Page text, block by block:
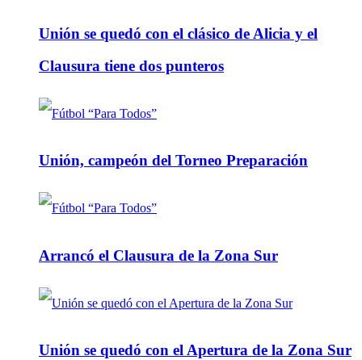
Unión se quedó con el clásico de Alicia y el
Clausura tiene dos punteros
Unión, campeón del Torneo Preparación
Arrancó el Clausura de la Zona Sur
Unión se quedó con el Apertura de la Zona Sur